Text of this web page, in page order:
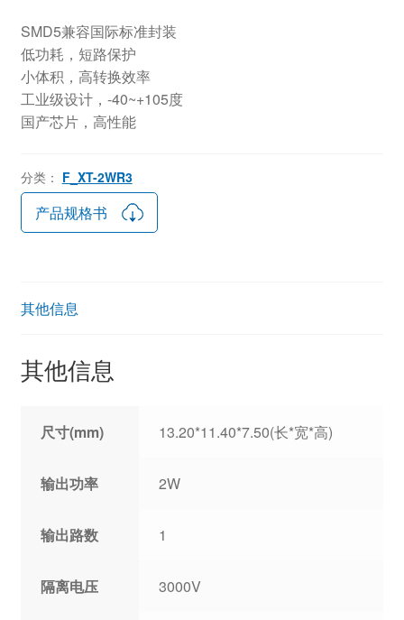
SMD5兼容国际标准封装
低功耗，短路保护
小体积，高转换效率
工业级设计，-40~+105度
国产芯片，高性能
分类： F_XT-2WR3
产品规格书
其他信息
其他信息
尺寸(mm) 13.20*11.40*7.50(长*宽*高)
输出功率 2W
输出路数 1
隔离电压 3000V